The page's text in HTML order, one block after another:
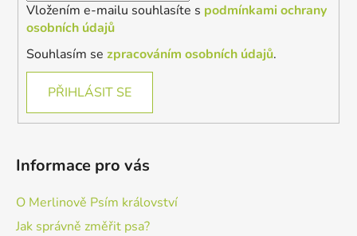
Vložením e-mailu souhlasíte s podmínkami ochrany
osobních údajů
Souhlasím se zpracováním osobních údajů.
PŘIHLÁSIT SE
Informace pro vás
O Merlinově Psím království
Jak správně změřit psa?